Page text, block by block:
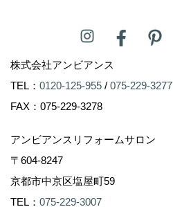
株式会社アンビアンス
TEL： 0120-125-955 / 075-229-3277
FAX：075-229-3278
アンビアンスリフォームサロン
〒604-8247
京都市中京区塩屋町59
TEL： 075-229-3007